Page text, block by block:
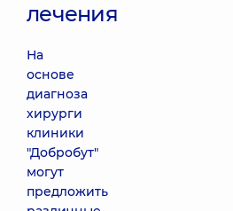
лечения
На
основе
диагноза
хирурги
клиники
"Добробут"
могут
предложить